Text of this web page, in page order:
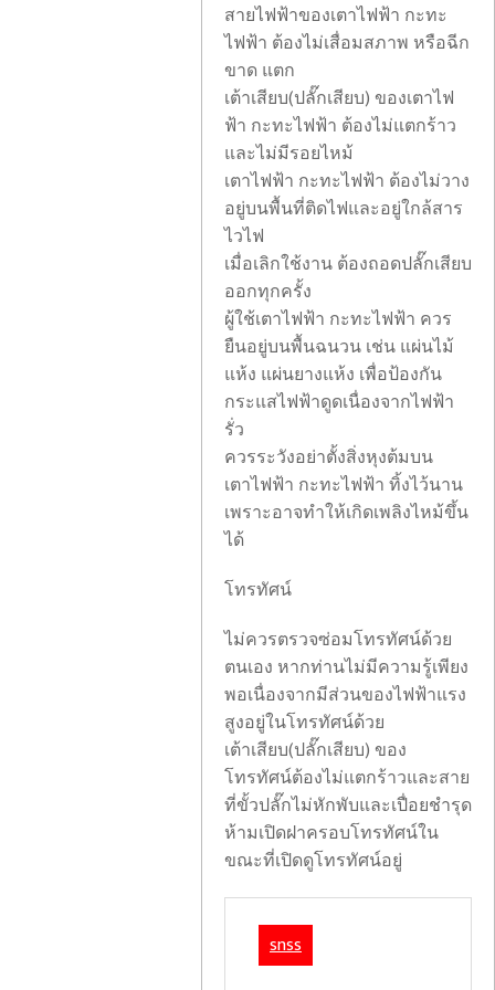
สายไฟฟ้าของเตาไฟฟ้า กะทะ
ไฟฟ้า ต้องไม่เสื่อมสภาพ หรือฉีก
ขาด แตก
เต้าเสียบ(ปลั๊กเสียบ) ของเตาไฟ
ฟ้า กะทะไฟฟ้า ต้องไม่แตกร้าว
และไม่มีรอยไหม้
เตาไฟฟ้า กะทะไฟฟ้า ต้องไม่วาง
อยู่บนพื้นที่ติดไฟและอยู่ใกล้สาร
ไวไฟ
เมื่อเลิกใช้งาน ต้องถอดปลั๊กเสียบ
ออกทุกครั้ง
ผู้ใช้เตาไฟฟ้า กะทะไฟฟ้า ควร
ยืนอยู่บนพื้นฉนวน เช่น แผ่นไม้
แห้ง แผ่นยางแห้ง เพื่อป้องกัน
กระแสไฟฟ้าดูดเนื่องจากไฟฟ้า
รั่ว
ควรระวังอย่าตั้งสิ่งหุงต้มบน
เตาไฟฟ้า กะทะไฟฟ้า ทิ้งไว้นาน
เพราะอาจทำให้เกิดเพลิงไหม้ขึ้น
ได้
โทรทัศน์
ไม่ควรตรวจซ่อมโทรทัศน์ด้วย
ตนเอง หากท่านไม่มีความรู้เพียง
พอเนื่องจากมีส่วนของไฟฟ้าแรง
สูงอยู่ในโทรทัศน์ด้วย
เต้าเสียบ(ปลั๊กเสียบ) ของ
โทรทัศน์ต้องไม่แตกร้าวและสาย
ที่ขั้วปลั๊กไม่หักพับและเปื่อยชำรุด
ห้ามเปิดฝาครอบโทรทัศน์ใน
ขณะที่เปิดดูโทรทัศน์อยู่
snss
ตำรวจ
ติด
ตั้ง
ปืน
ใหญ่
น้ำ
เป็น
ครั้ง
กอล์ฟ